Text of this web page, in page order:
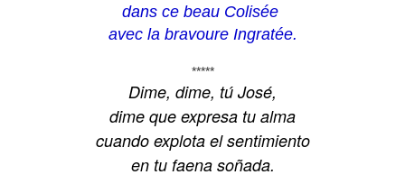
dans ce beau Colisée
avec la bravoure Ingratée.
*****
Dime, dime, tú José,
dime que expresa tu alma
cuando explota el sentimiento
en tu faena soñada.